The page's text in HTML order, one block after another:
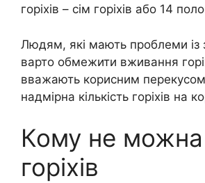
горіхів – сім горіхів або 14
Людям, які мають проблеми із
варто обмежити вживання
вважають корисним
надмірна кількість горіхів на
Кому не можна
горіхів